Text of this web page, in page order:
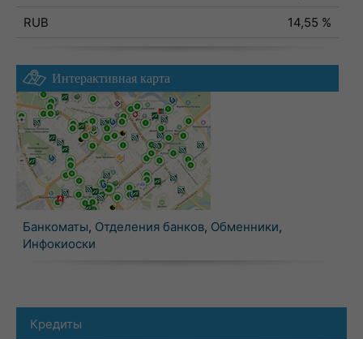
RUB
14,55 %
Интерактивная карта
Банкоматы, Отделения банков, Обменники,
Инфокиоски
Кредиты